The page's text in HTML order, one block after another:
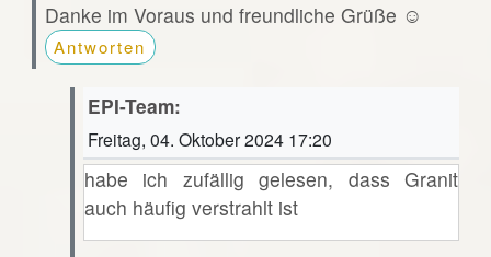
Danke im Voraus und freundliche Grüße ☺️
Antworten
EPI-Team:
Freitag, 04. Oktober 2024 17:20
habe ich zufällig gelesen, dass Granit
auch häufig verstrahlt ist